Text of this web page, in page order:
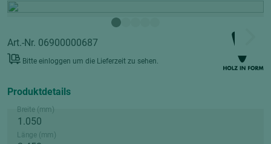
Art.-Nr. 06900000687
Bitte einloggen um die Lieferzeit zu sehen.
Produktdetails
Breite (mm)
Länge (mm)